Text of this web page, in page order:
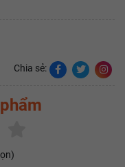
Chia sẻ: